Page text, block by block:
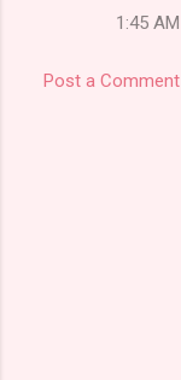
1:45 AM
Post a Comment